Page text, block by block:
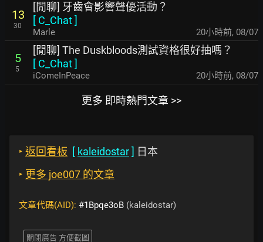
13
30
[閒聊] 牙齒會影響聲優活動？
[ C_Chat]
Marle 20小時前, 08/07
5
5
[閒聊] The Duskbloods測試資格很好抽嗎？
[ C_Chat]
iComeInPeace 20小時前, 08/07
更多 即時熱門文章 >>
‣ 返回看板 [ kaleidostar] 日本
‣ 更多 joe007 的文章
文章代碼(AID): #1Bpqe3oB (kaleidostar)
關閉廣告 方便截圖